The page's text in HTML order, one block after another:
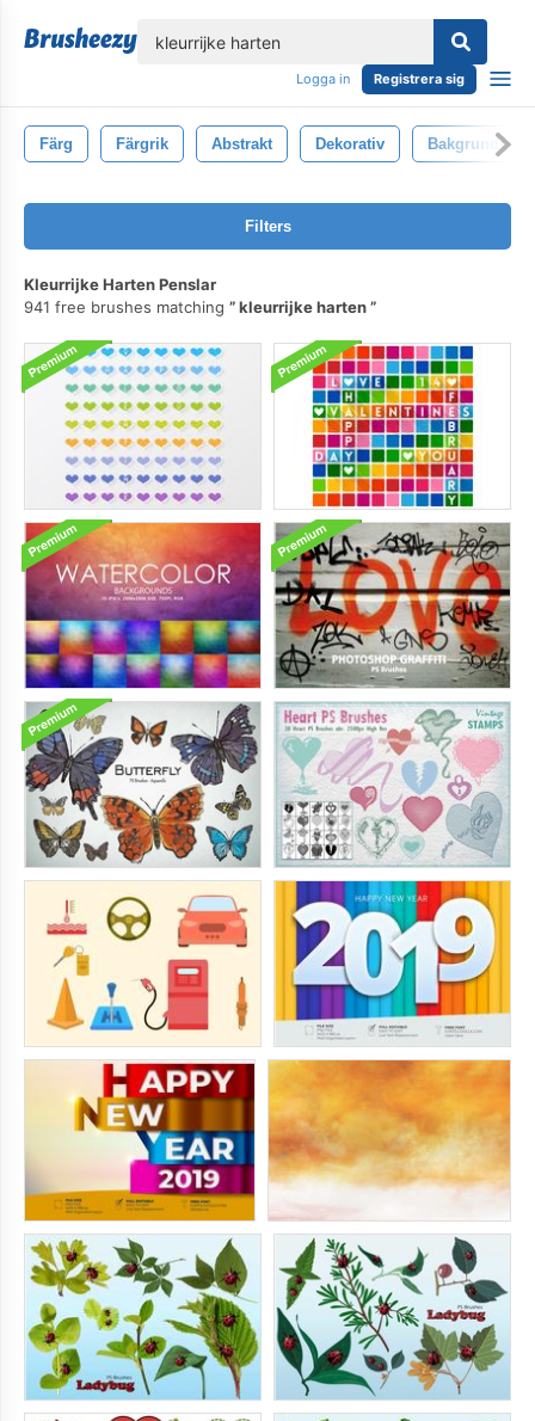
Logga in Registrera sig
Färg Färgrik Abstrakt Dekorativ Bakgrund
Filters
Kleurrijke Harten Penslar
941 free brushes matching
kleurrijke harten